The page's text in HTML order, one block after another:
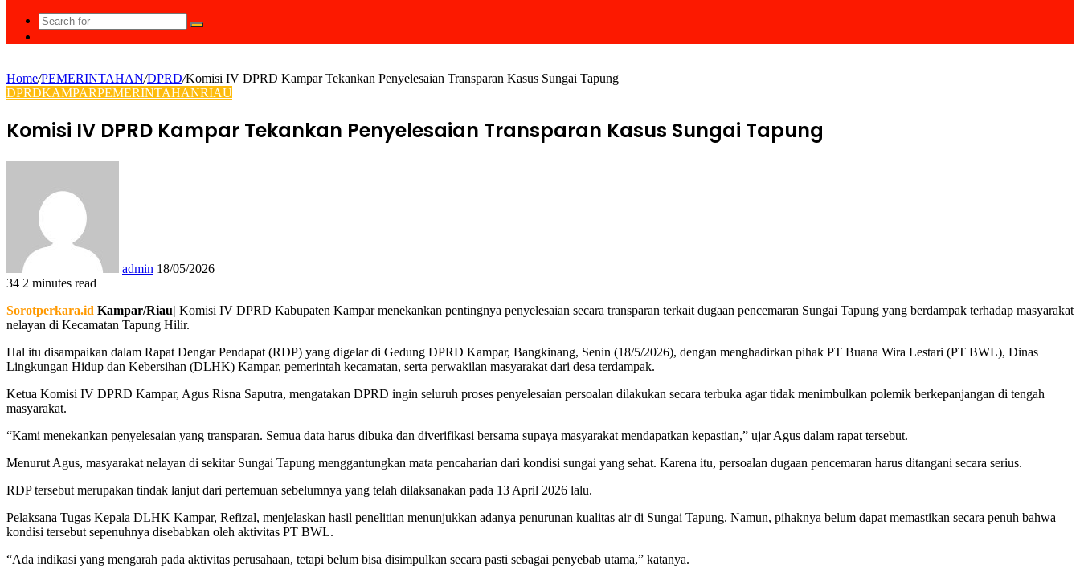
Search
for
Home/PEMERINTAHAN/DPRD/Komisi IV DPRD Kampar Tekankan Penyelesaian Transparan Kasus Sungai Tapung
DPRDKAMPARPEMERINTAHANRIAU
Komisi IV DPRD Kampar Tekankan Penyelesaian Transparan Kasus Sungai Tapung
admin 18/05/2026
34 2 minutes read
via
Email
Sorotperkara.id Kampar/Riau| Komisi IV DPRD Kabupaten Kampar menekankan pentingnya penyelesaian secara transparan terkait dugaan pencemaran Sungai Tapung yang berdampak terhadap masyarakat
nelayan di Kecamatan Tapung Hilir.
Hal itu disampaikan dalam Rapat Dengar Pendapat (RDP) yang digelar di Gedung DPRD Kampar, Bangkinang, Senin (18/5/2026), dengan menghadirkan pihak PT Buana Wira Lestari (PT BWL), Dinas
Lingkungan Hidup dan Kebersihan (DLHK) Kampar, pemerintah kecamatan, serta perwakilan masyarakat dari desa terdampak.
Ketua Komisi IV DPRD Kampar, Agus Risna Saputra, mengatakan DPRD ingin seluruh proses penyelesaian persoalan dilakukan secara terbuka agar tidak menimbulkan polemik berkepanjangan di tengah
masyarakat.
“Kami menekankan penyelesaian yang transparan. Semua data harus dibuka dan diverifikasi bersama supaya masyarakat mendapatkan kepastian,” ujar Agus dalam rapat tersebut.
Menurut Agus, masyarakat nelayan di sekitar Sungai Tapung menggantungkan mata pencaharian dari kondisi sungai yang sehat. Karena itu, persoalan dugaan pencemaran harus ditangani secara serius.
RDP tersebut merupakan tindak lanjut dari pertemuan sebelumnya yang telah dilaksanakan pada 13 April 2026 lalu.
Pelaksana Tugas Kepala DLHK Kampar, Refizal, menjelaskan hasil penelitian menunjukkan adanya penurunan kualitas air di Sungai Tapung. Namun, pihaknya belum dapat memastikan secara penuh bahwa
kondisi tersebut sepenuhnya disebabkan oleh aktivitas PT BWL.
“Ada indikasi yang mengarah pada aktivitas perusahaan, tetapi belum bisa disimpulkan secara pasti sebagai penyebab utama,” katanya.